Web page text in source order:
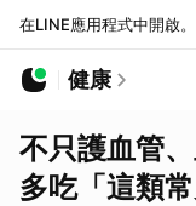
在LINE應用程式中開啟。
健康
不只護血管
多吃「這類